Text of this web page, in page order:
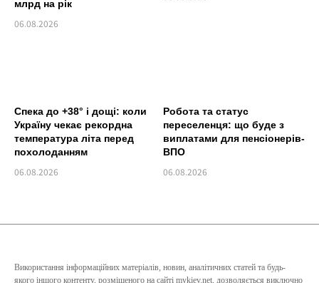
млрд на рік
06.08.2026
Спека до +38° і дощі: коли
Україну чекає рекордна
температура літа перед
похолоданням
06.08.2026
Робота та статус
переселенця: що буде з
виплатами для пенсіонерів-
ВПО
06.08.2026
Використання інформаційних матеріалів, новин, аналітичних статей та будь-
якого іншого контенту, розміщеного на сайті mykiev.net, дозволяється виключно